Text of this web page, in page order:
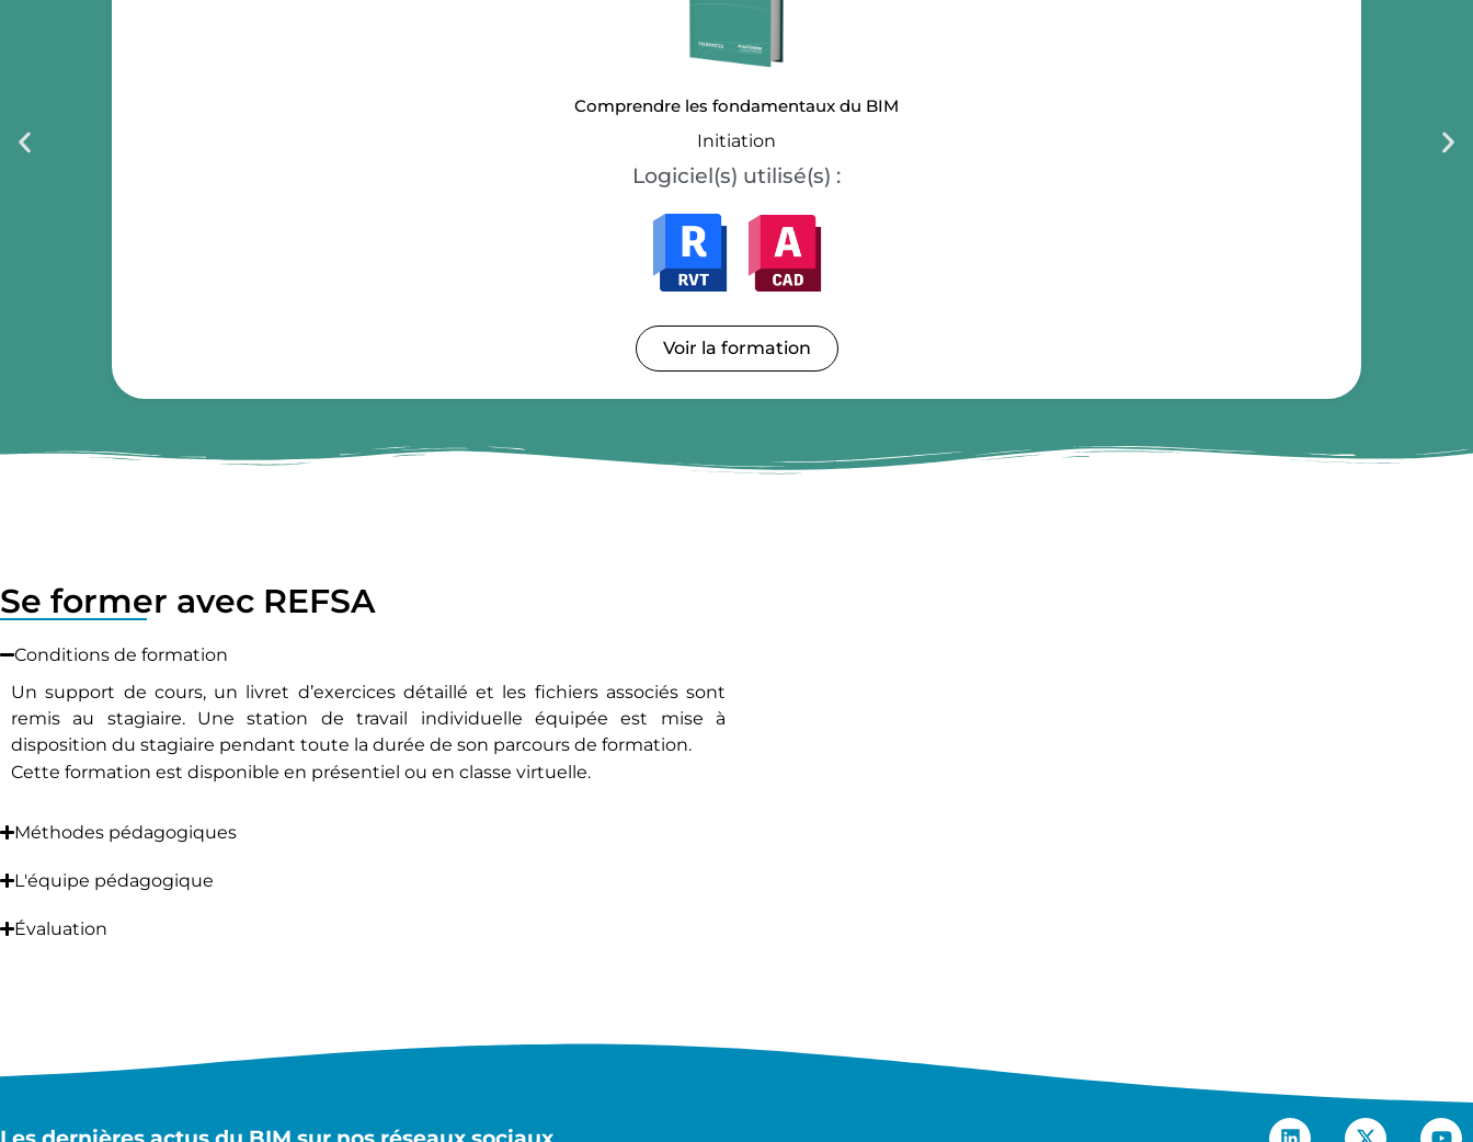
Comprendre les fondamentaux du BIM
Initiation
Logiciel(s) utilisé(s) :
Voir la formation
Se former avec REFSA
Conditions de formation
Un support de cours, un livret d’exercices détaillé et les fichiers associés sont
remis au stagiaire. Une station de travail individuelle équipée est mise à
disposition du stagiaire pendant toute la durée de son parcours de formation.
Cette formation est disponible en présentiel ou en classe virtuelle.
Méthodes pédagogiques
L'équipe pédagogique
Évaluation